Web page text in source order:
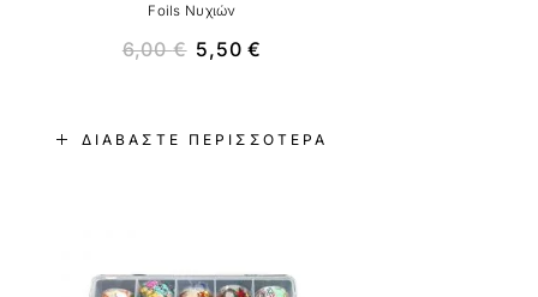
ΔΙΑΒΆΣΤΕ ΠΕΡΙΣΣΌΤΕΡΑ
Foils Νυχιών
6,00€ 5,50€